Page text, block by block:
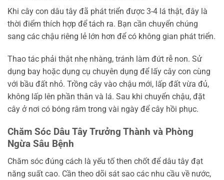
Khi cây con dâu tây đã phát triển được 3-4 lá thật, đây là
thời điểm thích hợp để tách ra. Bạn cần chuyển chúng
sang các chậu riêng lẻ lớn hơn để có không gian phát triển.
Thao tác phải thật nhẹ nhàng, tránh làm đứt rễ non. Sử
dụng bay hoặc dụng cụ chuyên dụng để lấy cây con cùng
với bầu đất nhỏ. Trồng cây vào chậu mới, lấp đất vừa đủ,
không lấp lên phần thân và lá. Sau khi chuyển chậu, đặt
cây ở nơi có bóng râm trong vài ngày để cây hồi phục.
Chăm Sóc Dâu Tây Trưởng Thành và Phòng
Ngừa Sâu Bệnh
Chăm sóc đúng cách là yếu tố then chốt để dâu tây đạt
năng suất cao. Cần theo dõi sát sao các nhu cầu về nước,